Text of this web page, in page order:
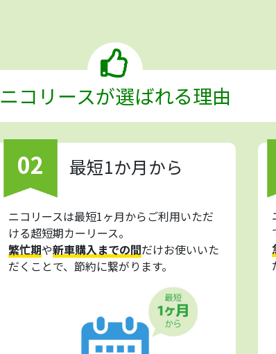
ニコリースが選ばれる理由
02 最短1か月から
ニコリースは最短1ヶ月からご利用いただ
ける超短期カーリース。
繁忙期や新車購入までの間だけお使いいた
だくことで、節約に繋がります。